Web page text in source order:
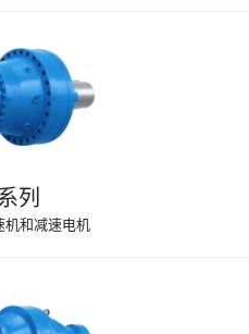
列
机和减速电机